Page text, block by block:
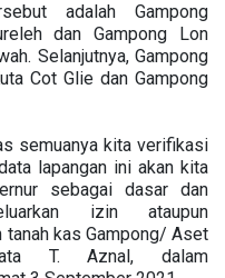
adalah Gampong
dan Gampong Lon
Selanjutnya, Gampong
Cot Glie dan Gampong
semuanya kita verifikasi
lapangan ini akan kita
sebagai dasar dan
izin ataupun
kas Gampong/ Aset
T. Aznal, dalam